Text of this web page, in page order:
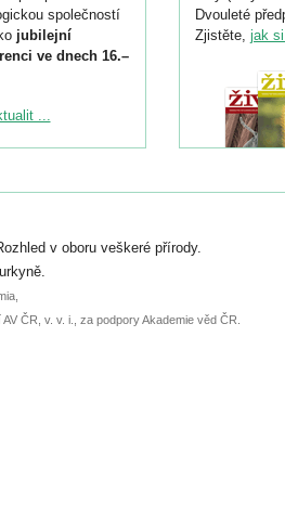
společností
jubilejní
ve dnech 16.–
konferenci
do 6. září.
nebo
...
Dvouleté
Zjistěte, jak
v oboru veškeré přírody.
ČR, v. v. i., za podpory Akademie věd ČR.